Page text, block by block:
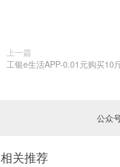
上一篇
工银e生活APP-0.01元购买10
公众
相关推荐